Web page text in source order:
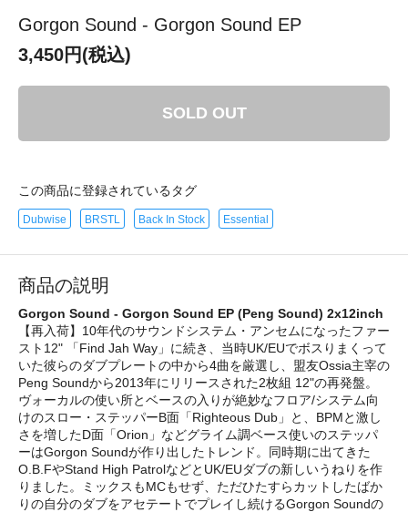
Gorgon Sound - Gorgon Sound EP
3,450円(税込)
SOLD OUT
この商品に登録されているタグ
Dubwise BRSTL Back In Stock Essential
商品の説明
Gorgon Sound - Gorgon Sound EP (Peng Sound) 2x12inch
【再入荷】10年代のサウンドシステム・アンセムになったファー
スト12" 「Find Jah Way」に続き、当時UK/EUでボスりまくって
いた彼らのダブプレートの中から4曲を厳選し、盟友Ossia主宰の
Peng Soundから2013年にリリースされた2枚組 12"の再発盤。
ヴォーカルの使い所とベースの入りが絶妙なフロア/システム向
けのスロー・ステッパーB面「Righteous Dub」と、BPMと激し
さを増したD面「Orion」などグライム調ベース使いのステッパ
ーはGorgon Soundが作り出したトレンド。同時期に出てきた
O.B.FやStand High PatrolなどとUK/EUダブの新しいうねりを作
りました。ミックスもMCもせず、ただひたすらカットしたばか
りの自分のダブをアセテートでプレイし続けるGorgon Soundの